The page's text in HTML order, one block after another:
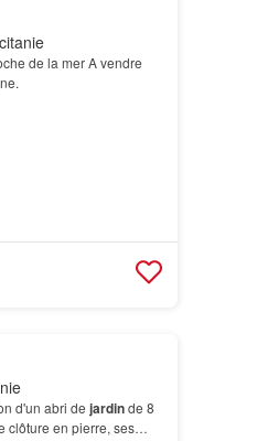
de la mer A vendre
d'un abri de jardinde 8
clôture en pierre, ses